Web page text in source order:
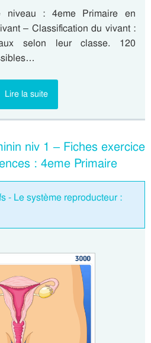
niveau : 4eme Primaire en
– Classification du vivant :
selon leur classe. 120
Lire la suite
niv 1 – Fiches exercice
: 4eme Primaire
- Le système reproducteur :